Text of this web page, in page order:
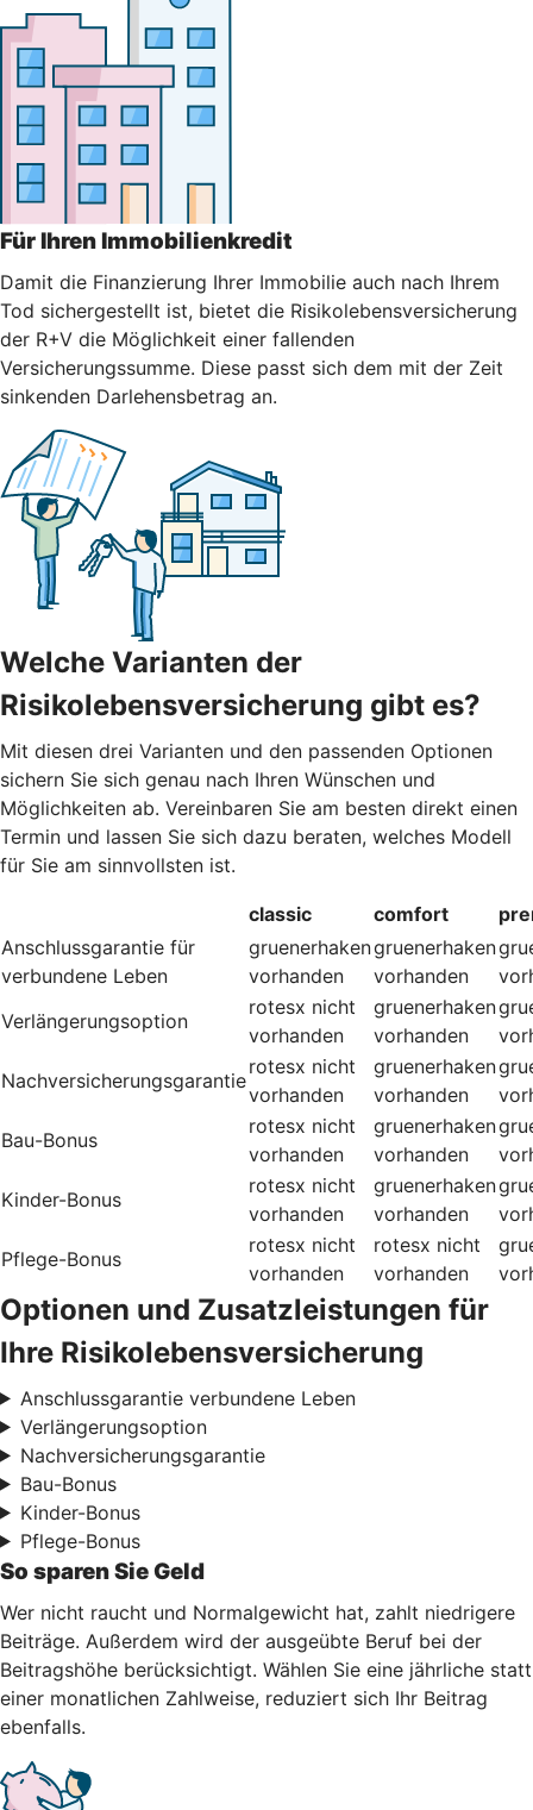
Für Ihren Immobilienkredit
Damit die Finanzierung Ihrer Immobilie auch nach Ihrem
Tod sichergestellt ist, bietet die Risikolebensversicherung
der R+V die Möglichkeit einer fallenden
Versicherungssumme. Diese passt sich dem mit der Zeit
sinkenden Darlehensbetrag an.
Welche Varianten der
Risikolebensversicherung gibt es?
Mit diesen drei Varianten und den passenden Optionen
sichern Sie sich genau nach Ihren Wünschen und
Möglichkeiten ab. Vereinbaren Sie am besten direkt einen
Termin und lassen Sie sich dazu beraten, welches Modell
für Sie am sinnvollsten ist.
classic comfort
Anschlussgarantie für
verbundene Leben
gruenerhaken
vorhanden
gruenerhaken
vorhanden
Verlängerungsoption
rotesx nicht
vorhanden
gruenerhaken
vorhanden
Nachversicherungsgarantie
rotesx nicht
vorhanden
gruenerhaken
vorhanden
Bau-Bonus
rotesx nicht
vorhanden
gruenerhaken
vorhanden
Kinder-Bonus
rotesx nicht
vorhanden
gruenerhaken
vorhanden
Pflege-Bonus
rotesx nicht
vorhanden
rotesx nicht
vorhanden
Optionen und Zusatzleistungen für
Ihre Risikolebensversicherung
Anschlussgarantie verbundene Leben
Verlängerungsoption
Nachversicherungsgarantie
Bau-Bonus
Kinder-Bonus
Pflege-Bonus
So sparen Sie Geld
Wer nicht raucht und Normalgewicht hat, zahlt niedrigere
Beiträge. Außerdem wird der ausgeübte Beruf bei der
Beitragshöhe berücksichtigt. Wählen Sie eine jährliche statt
einer monatlichen Zahlweise, reduziert sich Ihr Beitrag
ebenfalls.